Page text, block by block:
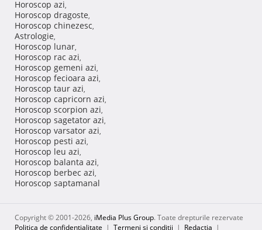
Horoscop azi,
Horoscop dragoste,
Horoscop chinezesc,
Astrologie,
Horoscop lunar,
Horoscop rac azi,
Horoscop gemeni azi,
Horoscop fecioara azi,
Horoscop taur azi,
Horoscop capricorn azi,
Horoscop scorpion azi,
Horoscop sagetator azi,
Horoscop varsator azi,
Horoscop pesti azi,
Horoscop leu azi,
Horoscop balanta azi,
Horoscop berbec azi,
Horoscop saptamanal
Copyright © 2001-2026, iMedia Plus Group. Toate drepturile rezervate
Politica de confidențialitate | Termeni si conditii | Redacţia |